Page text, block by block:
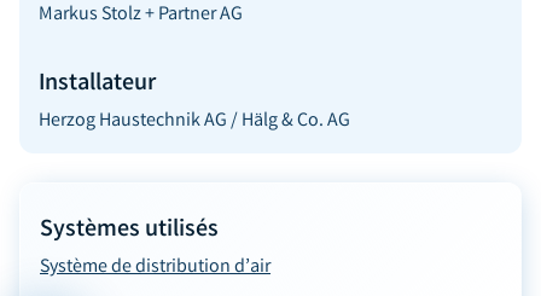
Markus Stolz + Partner AG
Installateur
Herzog Haustechnik AG / Hälg & Co. AG
Systèmes utilisés
Système de distribution d’air